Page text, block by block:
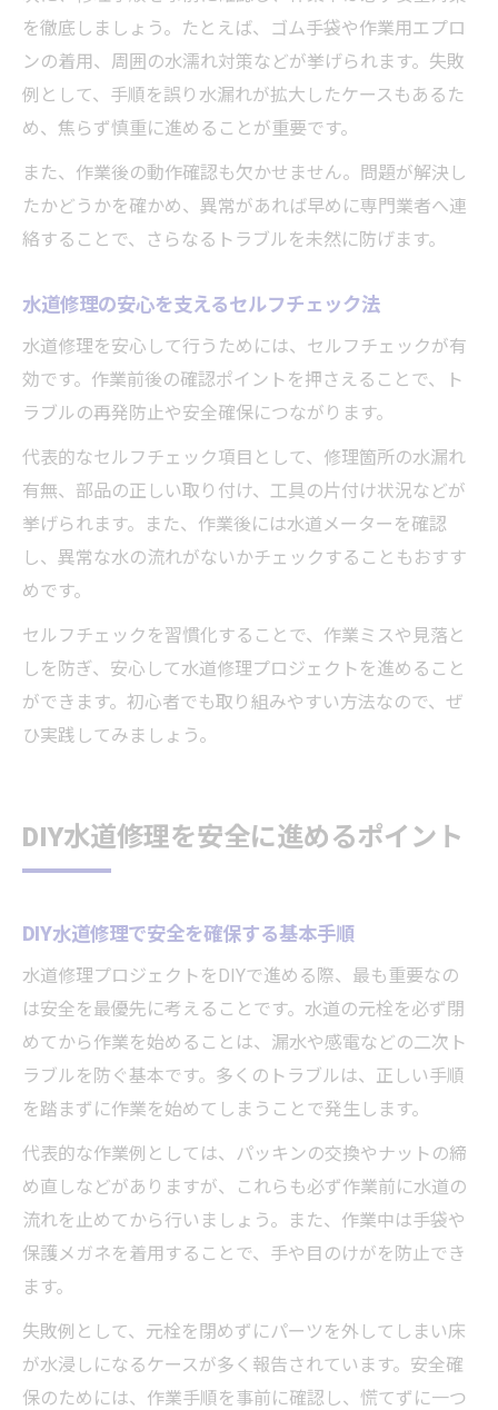
を徹底しましょう。たとえば、ゴム手袋や作業用エプロ
ンの着用、周囲の水濡れ対策などが挙げられます。失敗
例として、手順を誤り水漏れが拡大したケースもあるた
め、焦らず慎重に進めることが重要です。
また、作業後の動作確認も欠かせません。問題が解決し
たかどうかを確かめ、異常があれば早めに専門業者へ連
絡することで、さらなるトラブルを未然に防げます。
水道修理の安心を支えるセルフチェック法
水道修理を安心して行うためには、セルフチェックが有
効です。作業前後の確認ポイントを押さえることで、ト
ラブルの再発防止や安全確保につながります。
代表的なセルフチェック項目として、修理箇所の水漏れ
有無、部品の正しい取り付け、工具の片付け状況などが
挙げられます。また、作業後には水道メーターを確認
し、異常な水の流れがないかチェックすることもおすす
めです。
セルフチェックを習慣化することで、作業ミスや見落と
しを防ぎ、安心して水道修理プロジェクトを進めること
ができます。初心者でも取り組みやすい方法なので、ぜ
ひ実践してみましょう。
DIY水道修理を安全に進めるポイント
DIY水道修理で安全を確保する基本手順
水道修理プロジェクトをDIYで進める際、最も重要なの
は安全を最優先に考えることです。水道の元栓を必ず閉
めてから作業を始めることは、漏水や感電などの二次ト
ラブルを防ぐ基本です。多くのトラブルは、正しい手順
を踏まずに作業を始めてしまうことで発生します。
代表的な作業例としては、パッキンの交換やナットの締
め直しなどがありますが、これらも必ず作業前に水道の
流れを止めてから行いましょう。また、作業中は手袋や
保護メガネを着用することで、手や目のけがを防止でき
ます。
失敗例として、元栓を閉めずにパーツを外してしまい床
が水浸しになるケースが多く報告されています。安全確
保のためには、作業手順を事前に確認し、慌てずに一つ